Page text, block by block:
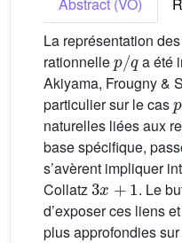
La représentation
rationnelle
p/q
a été
Akiyama, Frougny &
particulier sur le cas
p
naturelles liées aux
base spécifique,
s’avèrent impliquer
Collatz
3x+1
. Le
d’exposer ces liens
plus approfondies